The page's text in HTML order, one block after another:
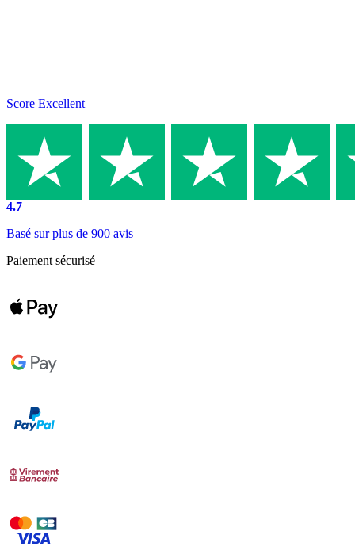
Score Excellent
4.7
Basé sur plus de 900 avis
Paiement sécurisé